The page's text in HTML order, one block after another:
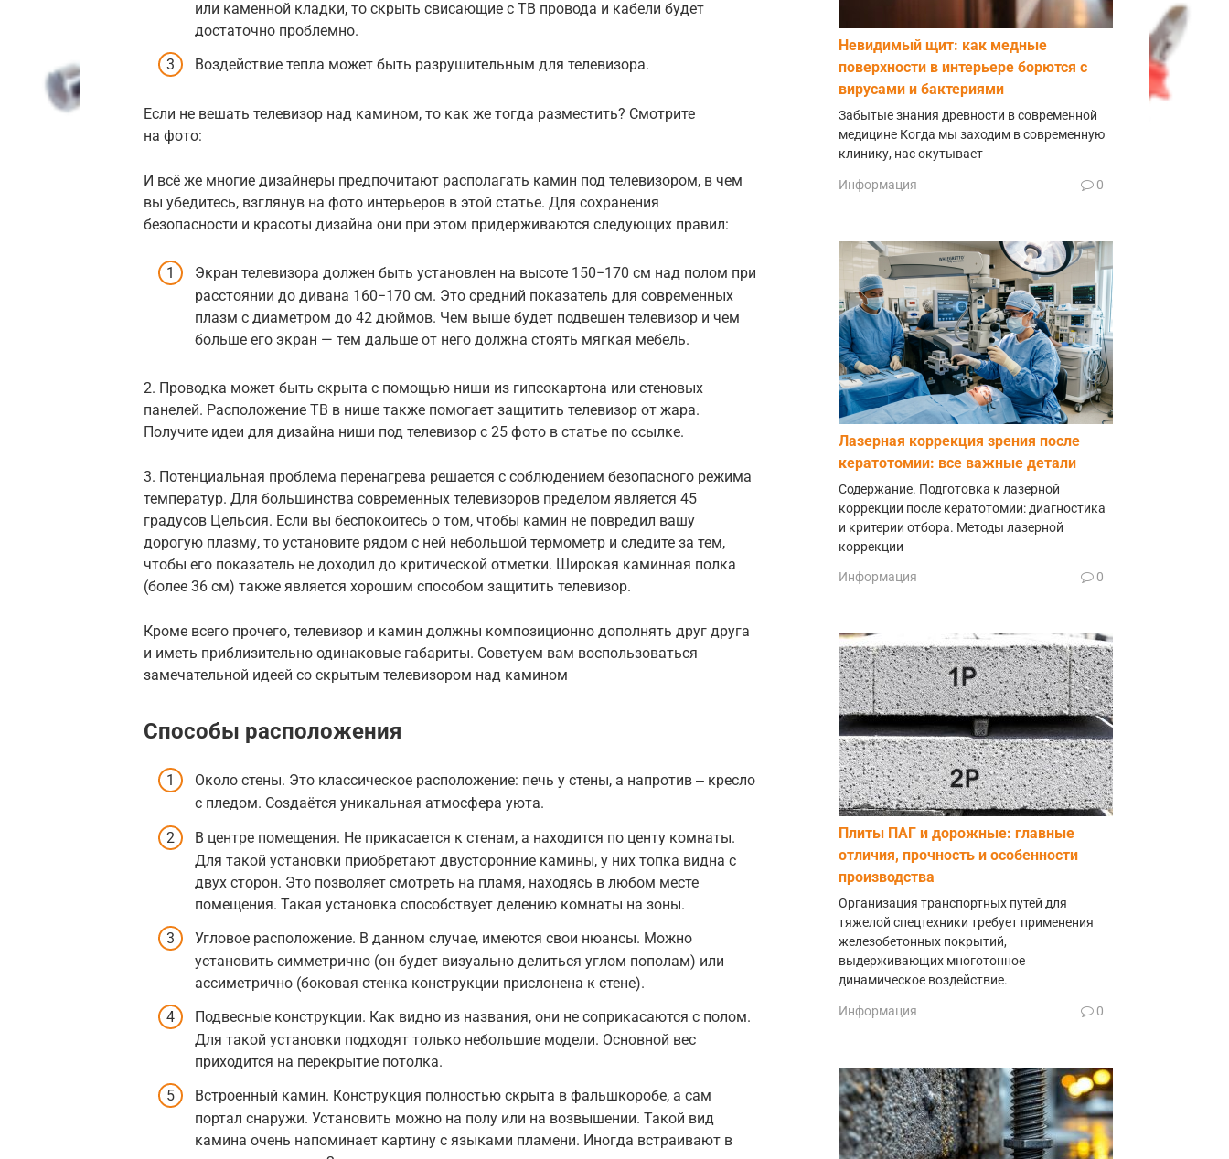
или каменной кладки, то скрыть свисающие с ТВ провода и кабели будет
достаточно проблемно.
Воздействие тепла может быть разрушительным для телевизора.
Если не вешать телевизор над камином, то как же тогда разместить? Смотрите
на фото:
И всё же многие дизайнеры предпочитают располагать камин под телевизором, в чем
вы убедитесь, взглянув на фото интерьеров в этой статье. Для сохранения
безопасности и красоты дизайна они при этом придерживаются следующих правил:
Экран телевизора должен быть установлен на высоте 150−170 см над полом при
расстоянии до дивана 160−170 см. Это средний показатель для современных
плазм с диаметром до 42 дюймов. Чем выше будет подвешен телевизор и чем
больше его экран — тем дальше от него должна стоять мягкая мебель.
2. Проводка может быть скрыта с помощью ниши из гипсокартона или стеновых
панелей. Расположение ТВ в нише также помогает защитить телевизор от жара.
Получите идеи для дизайна ниши под телевизор с 25 фото в статье по ссылке.
3. Потенциальная проблема перенагрева решается с соблюдением безопасного режима
температур. Для большинства современных телевизоров пределом является 45
градусов Цельсия. Если вы беспокоитесь о том, чтобы камин не повредил вашу
дорогую плазму, то установите рядом с ней небольшой термометр и следите за тем,
чтобы его показатель не доходил до критической отметки. Широкая каминная полка
(более 36 см) также является хорошим способом защитить телевизор.
Кроме всего прочего, телевизор и камин должны композиционно дополнять друг друга
и иметь приблизительно одинаковые габариты. Советуем вам воспользоваться
замечательной идеей со скрытым телевизором над камином
Способы расположения
Около стены. Это классическое расположение: печь у стены, а напротив ‒ кресло
с пледом. Создаётся уникальная атмосфера уюта.
В центре помещения. Не прикасается к стенам, а находится по центу комнаты.
Для такой установки приобретают двусторонние камины, у них топка видна с
двух сторон. Это позволяет смотреть на пламя, находясь в любом месте
помещения. Такая установка способствует делению комнаты на зоны.
Угловое расположение. В данном случае, имеются свои нюансы. Можно
установить симметрично (он будет визуально делиться углом пополам) или
ассиметрично (боковая стенка конструкции прислонена к стене).
Подвесные конструкции. Как видно из названия, они не соприкасаются с полом.
Для такой установки подходят только небольшие модели. Основной вес
приходится на перекрытие потолка.
Встроенный камин. Конструкция полностью скрыта в фальшкоробе, а сам
портал снаружи. Установить можно на полу или на возвышении. Такой вид
камина очень напоминает картину с языками пламени. Иногда встраивают в
Невидимый щит: как медные
поверхности в интерьере борются с
вирусами и бактериями
Забытые знания древности в современной
медицине Когда мы заходим в современную
клинику, нас окутывает
Информация 0
Лазерная коррекция зрения после
кератотомии: все важные детали
Содержание. Подготовка к лазерной
коррекции после кератотомии: диагностика
и критерии отбора. Методы лазерной
коррекции
Информация 0
Плиты ПАГ и дорожные: главные
отличия, прочность и особенности
производства
Организация транспортных путей для
тяжелой спецтехники требует применения
железобетонных покрытий,
выдерживающих многотонное
динамическое воздействие.
Информация 0